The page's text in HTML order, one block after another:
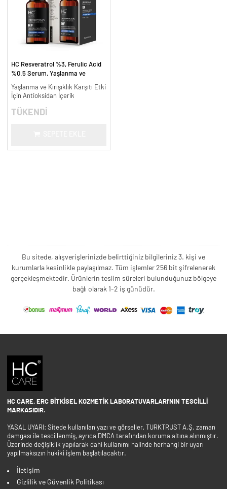
HC Resveratrol %3, Ferulic Acid
%0.5 Serum, Yaşlanma ve
Yaşlanma ve Kırışıklık Karşıtı Etki
İçin Antioksidan İçerik
TÜKENDİ
Bu sitede, alışverişlerinizde belirttiğiniz bilgileriniz 3. kişi ve
kurumlarla kesinlikle paylaşılmaz. Tüm işlemler 256 bit şifrelenerek
gerçekleşmektedir. Ürünlerin teslim süreleri bulunduğunuz bölgeye
bağlı olarak 1-2 iş günüdür.
HC CARE, ERC BITKISEL KOZMETIK LABORATUVARLARI'NIN TESCILLI
MARKASIDIR.
YASAL UYARI: Sitede kullanılan yazı ve görseller, TURKTRUST A.Ş. zaman
damgası ile tescillenmiş, ayrıca DMCA tarafından koruma altına alınmıştır.
Üzerinde değişiklik yapılarak dahi kullanımı halinde herhangi bir uyarı
yapılmaksızın hukiki işlem başlatılacaktır.
İletişim
Gizlilik ve Güvenlik Politikası